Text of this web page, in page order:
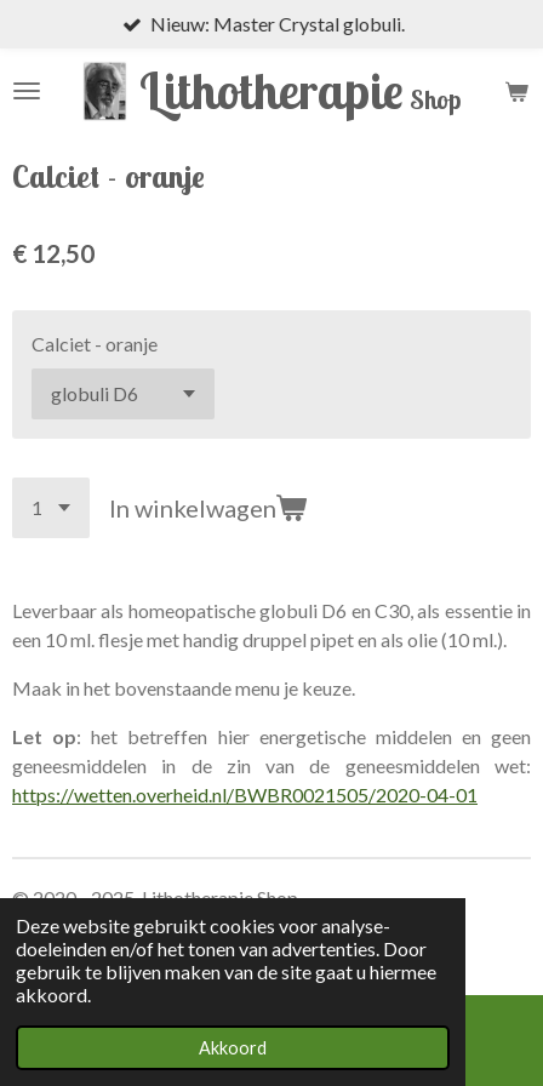
Deze website gebruikt cookies voor analyse-
doeleinden en/of het tonen van advertenties. Door
gebruik te blijven maken van de site gaat u hiermee
akkoord.
Akkoord
naar
Lithotherapie Shop
Nieuw: Master Crystal globuli.
Calciet - oranje
€ 12,50
Calciet - oranje
In winkelwagen
Leverbaar als homeopatische globuli D6 en C30, als essentie in
een 10 ml. flesje met handig druppel pipet en als olie (10 ml.).
Maak in het bovenstaande menu je keuze.
Let op: het betreffen hier energetische middelen en geen
geneesmiddelen in de zin van de geneesmiddelen wet:
https://wetten.overheid.nl/BWBR0021505/2020-04-01
© 2020 - 2025 Lithotherapie Shop
Leverings voorwaarden Lithotherapie Shop